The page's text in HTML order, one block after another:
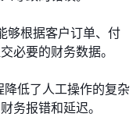
够根据客户订单、付
必要的财务数据。
降低了人工操作的复杂
务报错和延迟。